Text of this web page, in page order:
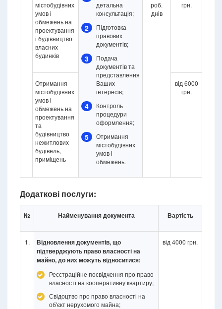
містобудівних
умов і
обмежень на
проектування
і будівництво
власних
будинків
детальна
консультація;
2
Підготовка
правових
документів;
3
Подача
документів та
представлення
Ваших
інтересів;
4
Контроль
процедури
оформлення;
5
Отримання
містобудівних
умов і
обмежень.
роб.
днів
грн.
Отримання
містобудівних
умов і
обмежень на
проектування
та
будівництво
нежитлових
будівель,
приміщень
від 6000
грн.
Додаткові послуги:
№ Найменування документа Вартість
1.
Відновлення документів, що
підтверджують право власності на
майно, до них можуть відноситися:
Реєстраційне посвідчення про право
власності на кооперативну квартиру;
Свідоцтво про право власності на
об'єкт нерухомого майна;
від 4000 грн.